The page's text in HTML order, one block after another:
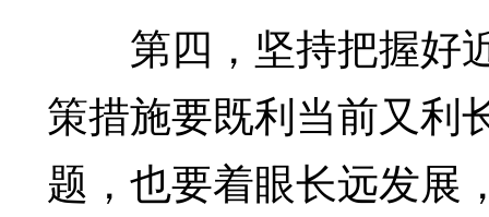
第四，坚持把握好
策措施要既利当前又利
题，也要着眼长远发展